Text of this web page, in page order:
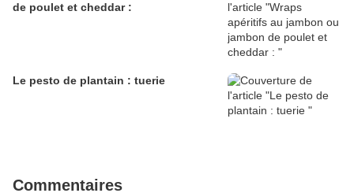
de poulet et cheddar :
Le pesto de plantain : tuerie
Commentaires